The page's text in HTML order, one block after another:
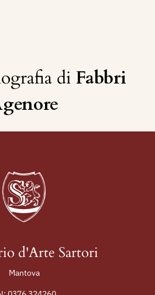
di Fabbri
d'Arte Sartori
Mantova